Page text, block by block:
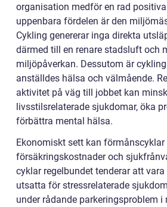
organisation medför en rad
uppenbara fördelen är den
Cykling genererar inga direkta
därmed till en renare stadsluft och
miljöpåverkan. Dessutom är
anställdes hälsa och välmående.
aktivitet på väg till jobbet kan
livsstilsrelaterade sjukdomar, öka
förbättra mental hälsa.
Ekonomiskt sett kan
försäkringskostnader och
cyklar regelbundet tenderar att
utsatta för stressrelaterade
under rådande parkeringsproblem i